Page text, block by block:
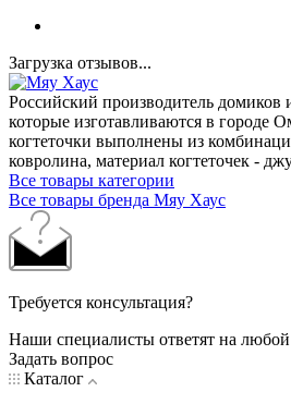
Загрузка отзывов...
Российский производитель домиков
которые изготавливаются в городе
когтеточки выполнены из
ковролина, материал когтеточек -
Все товары категории
Все товары бренда Мяу Хаус
Требуется консультация?
Наши специалисты ответят на
Задать вопрос
Каталог